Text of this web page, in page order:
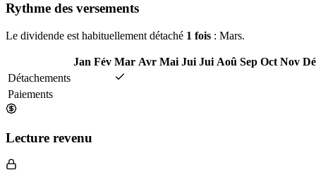
Rythme des versements
Le dividende est habituellement détaché 1 fois : Mars.
Jan Fév Mar Avr Mai Jui Jui Aoû Sep Oct Nov
Détachements
Paiements
Lecture revenu